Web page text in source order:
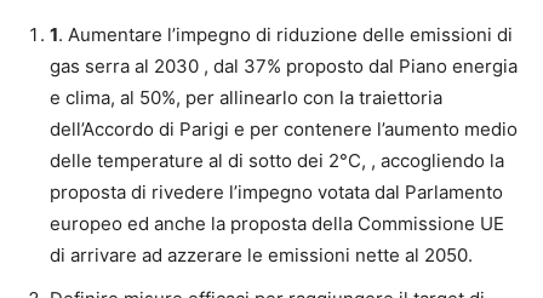
1. Aumentare l’impegno di riduzione delle emissioni di
gas serra al 2030 , dal 37% proposto dal Piano energia
e clima, al 50%, per allinearlo con la traiettoria
dell’Accordo di Parigi e per contenere l’aumento medio
delle temperature al di sotto dei 2°C, , accogliendo la
proposta di rivedere l’impegno votata dal Parlamento
europeo ed anche la proposta della Commissione UE
di arrivare ad azzerare le emissioni nette al 2050.